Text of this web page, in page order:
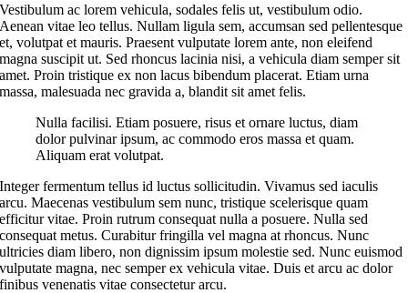
Vestibulum ac lorem vehicula, sodales felis ut, vestibulum odio.
Aenean vitae leo tellus. Nullam ligula sem, accumsan sed pellentesque
et, volutpat et mauris. Praesent vulputate lorem ante, non eleifend
magna suscipit ut. Sed rhoncus lacinia nisi, a vehicula diam semper sit
amet. Proin tristique ex non lacus bibendum placerat. Etiam urna
massa, malesuada nec gravida a, blandit sit amet felis.
Nulla facilisi. Etiam posuere, risus et ornare luctus, diam
dolor pulvinar ipsum, ac commodo eros massa et quam.
Aliquam erat volutpat.
Integer fermentum tellus id luctus sollicitudin. Vivamus sed iaculis
arcu. Maecenas vestibulum sem nunc, tristique scelerisque quam
efficitur vitae. Proin rutrum consequat nulla a posuere. Nulla sed
consequat metus. Curabitur fringilla vel magna at rhoncus. Nunc
ultricies diam libero, non dignissim ipsum molestie sed. Nunc euismod
vulputate magna, nec semper ex vehicula vitae. Duis et arcu ac dolor
finibus venenatis vitae consectetur arcu.